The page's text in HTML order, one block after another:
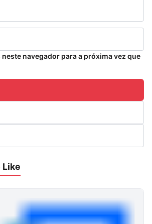
navegador para a próxima vez que
Like